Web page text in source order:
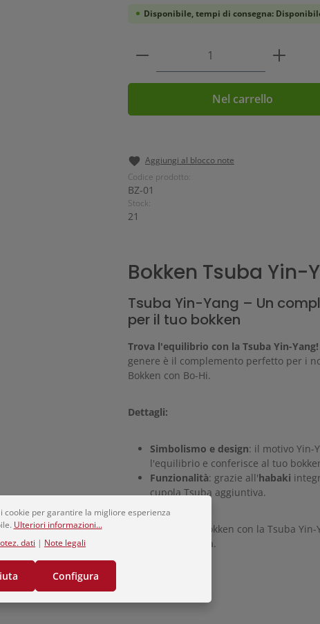
Disponibile, tempi di consegna:
Quantità del prodotto:
Nel carrello
Aggiungi al blocco note
Codice prodotto:
BZ-01
Stock:
21
Bokken Tsuba Yin-
Tsuba Yin-Yang – Un
per il tuo bokken
Trova l'equilibrio con la Tsuba Yin-Yang!
genere è il complemento perfetto per i
Bokken con Bo-Hi.
Dettagli:
Simbolismo e design: il motivo Yin-
l'equilibrio e conferisce al tuo
Funzionalità: grazie all'habaki
cupola Tsuba aggiuntiva.
Completa il tuo bokken con la Tsuba
stile e funzionalità.
cookie per garantire la migliore esperienza
Ulteriori informazioni...
dati | Note legali
Configura